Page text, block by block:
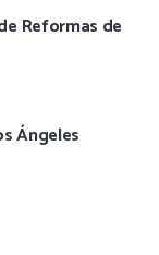
Reformas de
Ángeles